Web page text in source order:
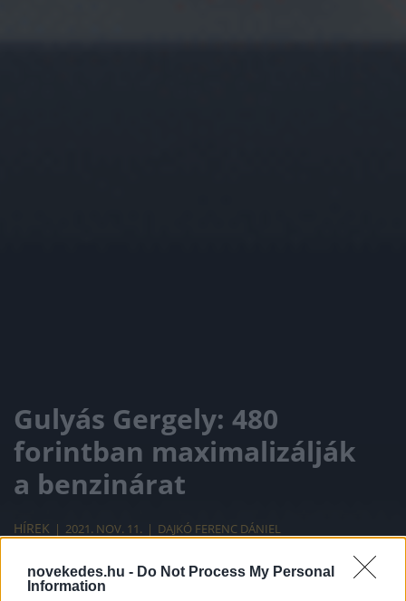
novekedes.hu - Do Not Process My Personal
Information
Gulyás Gergely: 480
forintban maximalizálják
a benzinárat
HÍREK 2021. NOV. 11. DAJKÓ FERENC DÁNIEL